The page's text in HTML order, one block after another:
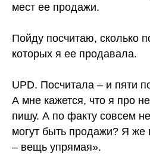
мест ее продажи.
Пойду посчитаю, сколько
которых я ее продавала.
UPD. Посчитала – и пяти
А мне кажется, что я про
пишу. А по факту совсем
могут быть продажи? Я же
– вещь упрямая».